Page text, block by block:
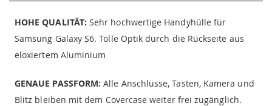
HOHE QUALITÄT: Sehr hochwertige Handyhülle für
Samsung Galaxy S6. Tolle Optik durch die Rückseite aus
eloxiertem Aluminium
GENAUE PASSFORM: Alle Anschlüsse, Tasten, Kamera und
Blitz bleiben mit dem Covercase weiter frei zugänglich.